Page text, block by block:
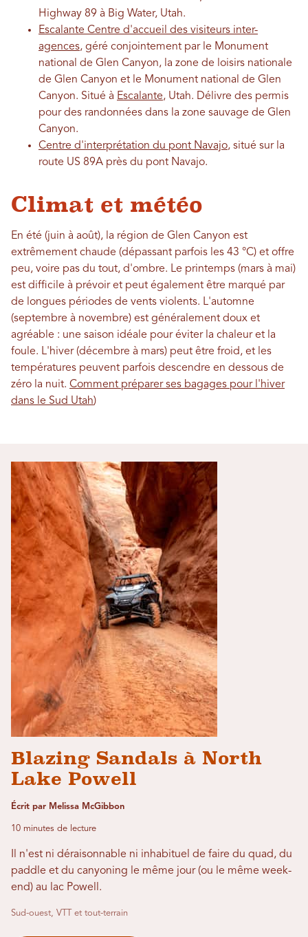
Highway 89 à Big Water, Utah.
Escalante Centre d'accueil des visiteurs inter-
agences, géré conjointement par le Monument
national de Glen Canyon, la zone de loisirs nationale
de Glen Canyon et le Monument national de Glen
Canyon. Situé à Escalante, Utah. Délivre des permis
pour des randonnées dans la zone sauvage de Glen
Canyon.
Centre d'interprétation du pont Navajo, situé sur la
route US 89A près du pont Navajo.
Climat et météo
En été (juin à août), la région de Glen Canyon est
extrêmement chaude (dépassant parfois les 43 °C) et offre
peu, voire pas du tout, d'ombre. Le printemps (mars à mai)
est difficile à prévoir et peut également être marqué par
de longues périodes de vents violents. L'automne
(septembre à novembre) est généralement doux et
agréable : une saison idéale pour éviter la chaleur et la
foule. L'hiver (décembre à mars) peut être froid, et les
températures peuvent parfois descendre en dessous de
zéro la nuit. Comment préparer ses bagages pour l'hiver
dans le Sud Utah)
Blazing Sandals à North
Lake Powell
Écrit par Melissa McGibbon
10 minutes de lecture
Il n'est ni déraisonnable ni inhabituel de faire du quad, du
paddle et du canyoning le même jour (ou le même week-
end) au lac Powell.
Sud-ouest, VTT et tout-terrain